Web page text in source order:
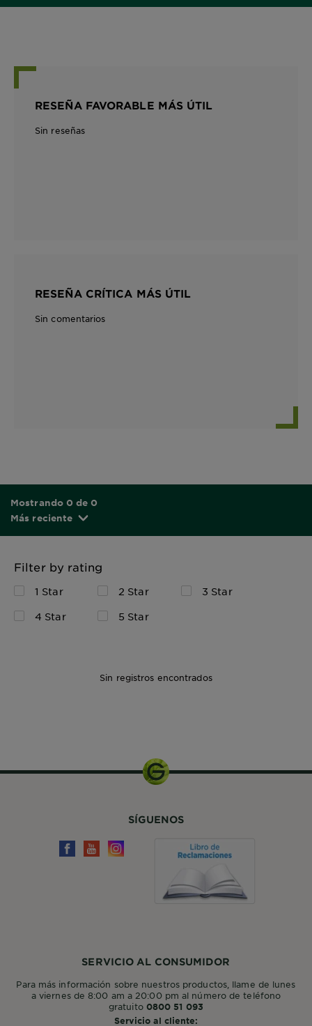
RESEÑA FAVORABLE MÁS ÚTIL
Sin reseñas
RESEÑA CRÍTICA MÁS ÚTIL
Sin comentarios
Mostrando 0 de 0
Más reciente
Filter by rating
1 Star 2 Star
3 Star
4 Star
5 Star
Sin registros encontrados
SERVICIO AL CONSUMIDOR
Para más información sobre nuestros productos, llame de lunes
a viernes de 8:00 am a 20:00 pm al número de teléfono
gratuito 0800 51 093
Servicio al cliente:
SÍGUENOS